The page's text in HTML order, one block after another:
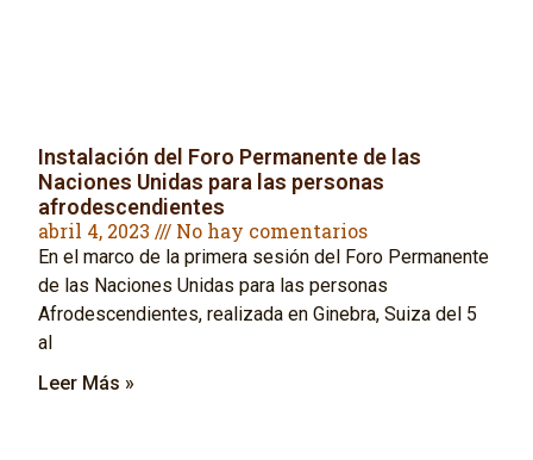
Instalación del Foro Permanente de las
Naciones Unidas para las personas
afrodescendientes
abril 4, 2023
No hay comentarios
En el marco de la primera sesión del Foro Permanente
de las Naciones Unidas para las personas
Afrodescendientes, realizada en Ginebra, Suiza del 5
al
Leer Más »